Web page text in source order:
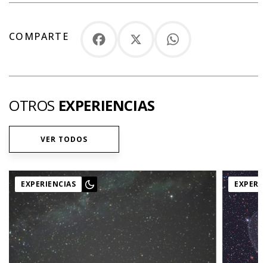
COMPARTE
OTROS EXPERIENCIAS
VER TODOS
EXPERIENCIAS